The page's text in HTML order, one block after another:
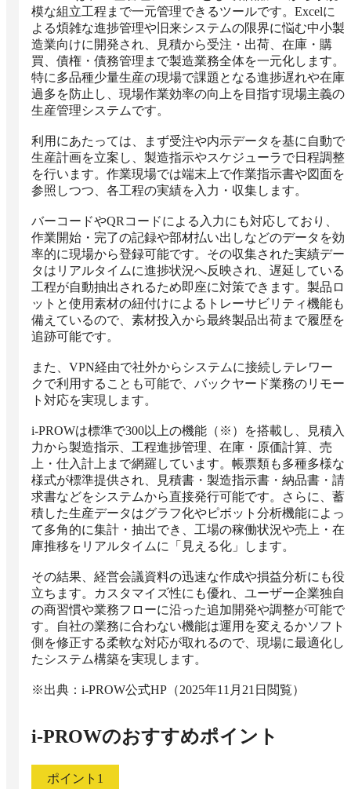
模な組立工程まで一元管理できるツールです。Excelに
よる煩雑な進捗管理や旧来システムの限界に悩む中小製
造業向けに開発され、見積から受注・出荷、在庫・購
買、債権・債務管理まで製造業務全体を一元化します。
特に多品種少量生産の現場で課題となる進捗遅れや在庫
過多を防止し、現場作業効率の向上を目指す現場主義の
生産管理システムです。
利用にあたっては、まず受注や内示データを基に自動で
生産計画を立案し、製造指示やスケジューラで日程調整
を行います。作業現場では端末上で作業指示書や図面を
参照しつつ、各工程の実績を入力・収集します。
バーコードやQRコードによる入力にも対応しており、
作業開始・完了の記録や部材払い出しなどのデータを効
率的に現場から登録可能です。その収集された実績デー
タはリアルタイムに進捗状況へ反映され、遅延している
工程が自動抽出されるため即座に対策できます。製品ロ
ットと使用素材の紐付けによるトレーサビリティ機能も
備えているので、素材投入から最終製品出荷まで履歴を
追跡可能です。
また、VPN経由で社外からシステムに接続しテレワー
クで利用することも可能で、バックヤード業務のリモー
ト対応を実現します。
i-PROWは標準で300以上の機能（※）を搭載し、見積入
力から製造指示、工程進捗管理、在庫・原価計算、売
上・仕入計上まで網羅しています。帳票類も多種多様な
様式が標準提供され、見積書・製造指示書・納品書・請
求書などをシステムから直接発行可能です。さらに、蓄
積した生産データはグラフ化やピボット分析機能によっ
て多角的に集計・抽出でき、工場の稼働状況や売上・在
庫推移をリアルタイムに「見える化」します。
その結果、経営会議資料の迅速な作成や損益分析にも役
立ちます。カスタマイズ性にも優れ、ユーザー企業独自
の商習慣や業務フローに沿った追加開発や調整が可能で
す。自社の業務に合わない機能は運用を変えるかソフト
側を修正する柔軟な対応が取れるので、現場に最適化し
たシステム構築を実現します。
※出典：i-PROW公式HP（2025年11月21日閲覧）
i-PROWのおすすめポイント
ポイント 1